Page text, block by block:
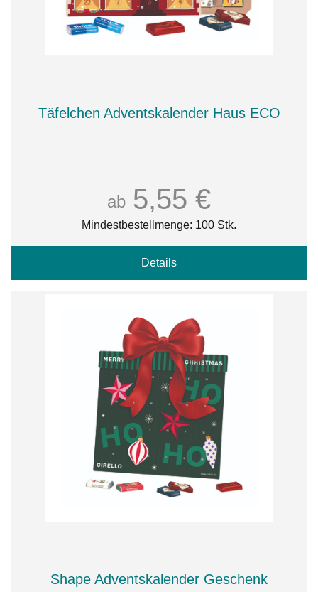
Täfelchen Adventskalender Haus ECO
ab 5,55 €
Mindestbestellmenge: 100 Stk.
Details
Shape Adventskalender Geschenk